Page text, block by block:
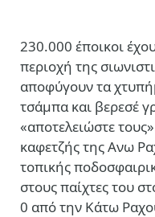
230.000 έποικοι
περιοχή της
αποφύγουν τα
τσάμπα και βερεσέ
«αποτελειώστε
καφετζής της Ανω
τοπικής
στους παίχτες του
0 από την Κάτω